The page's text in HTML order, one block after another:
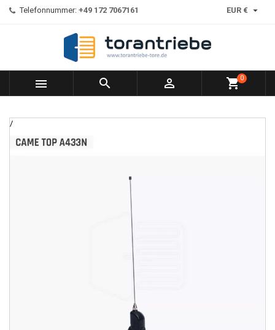
Telefonnummer: +49 172 7067161 EUR € 
   shopping_cart0
/